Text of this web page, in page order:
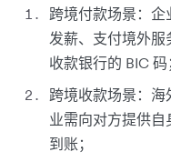
跨境付款场景：
发薪、支付境外
收款银行的 BIC 码
跨境收款场景：
业需向对方提供自
到账；